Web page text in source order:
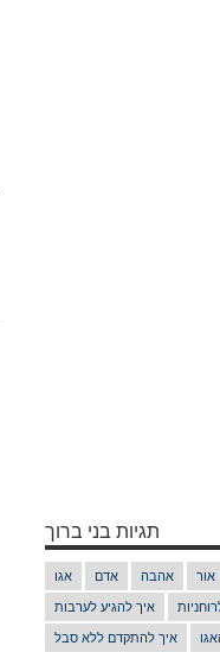
תגיות בני ברוך
אגו אדם אהבה אור
איך להגיע לערבות
איך להתקדם ללא סבל